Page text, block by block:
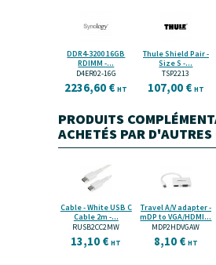
DDR4-3200 16GB
RDIMM -...
D4ER02-16G
2236,60 €HT
Thule Shield Pair -
Size S -...
TSP2213
107,00 € HT
PRODUITS
ACHETÉS PAR
Cable - White USB C
Cable 2m -...
RUSB2CC2MW
13,10 €HT
Travel A/V adapter -
mDP to VGA/HDMI...
MDP2HDVGAW
8,10 € HT